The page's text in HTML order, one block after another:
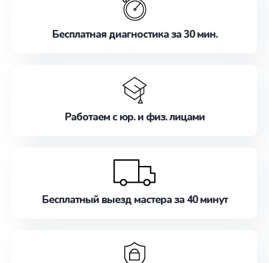
Бесплатная диагностика за 30 мин.
Работаем с юр. и физ. лицами
Бесплатный выезд мастера за 40 минут